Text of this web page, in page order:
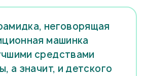
неговорящая
машинка
средствами
а значит, и детского